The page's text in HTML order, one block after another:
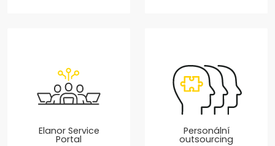
Elanor Service
Portal
Personální
outsourcing